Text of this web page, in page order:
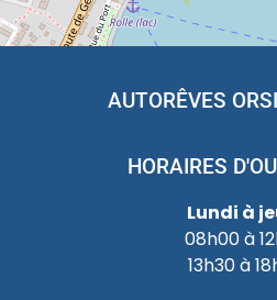
AUTORÊVES
HORAIRES
Lundi à
08h00 à
13h30 à